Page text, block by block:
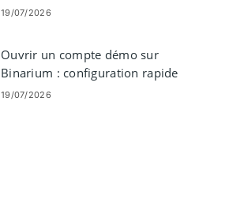
19/07/2026
Ouvrir un compte démo sur
Binarium : configuration rapide
pour s'entraîner au trading
19/07/2026